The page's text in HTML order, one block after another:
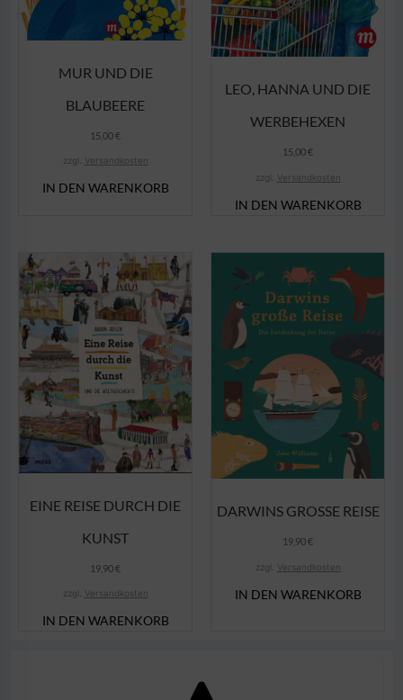
MUR UND DIE
BLAUBEERE
15,00€
zzgl. Versandkosten
IN DEN WARENKORB
LEO, HANNA UND DIE
WERBEHEXEN
15,00€
zzgl. Versandkosten
IN DEN WARENKORB
EINE REISE DURCH DIE
KUNST
19,90€
zzgl. Versandkosten
IN DEN WARENKORB
DARWINS GROSSE REISE
19,90€
zzgl. Versandkosten
IN DEN WARENKORB